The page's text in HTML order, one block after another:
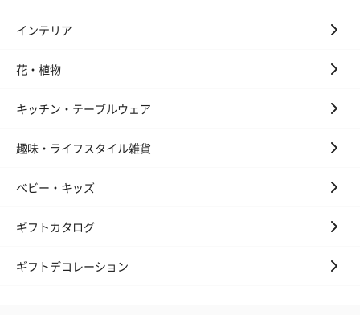
インテリア
花・植物
キッチン・テーブルウェア
趣味・ライフスタイル雑貨
ベビー・キッズ
ギフトカタログ
ギフトデコレーション